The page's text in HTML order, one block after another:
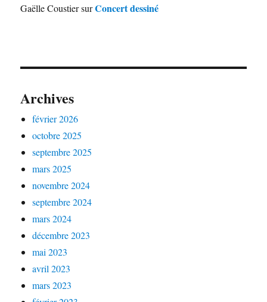
Gaëlle CoustiersurConcert dessiné
Archives
février 2026
octobre 2025
septembre 2025
mars 2025
novembre 2024
septembre 2024
mars 2024
décembre 2023
mai 2023
avril 2023
mars 2023